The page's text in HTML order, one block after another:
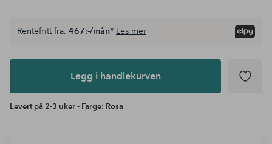
Legg i
Rentefritt fra. 467:-/mån* Les mer
Legg i handlekurven
Levert på 2-3 uker - Farge: Rosa